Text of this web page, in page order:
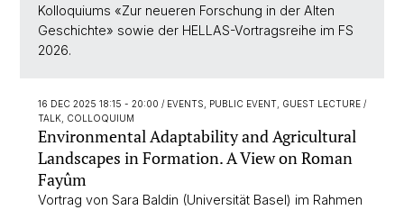
Kolloquiums «Zur neueren Forschung in der Alten
Geschichte» sowie der HELLAS-Vortragsreihe im FS
2026.
16 DEC 2025 18:15 - 20:00 / EVENTS, PUBLIC EVENT, GUEST LECTURE /
TALK, COLLOQUIUM
Environmental Adaptability and Agricultural
Landscapes in Formation. A View on Roman
Fayûm
Vortrag von Sara Baldin (Universität Basel) im Rahmen